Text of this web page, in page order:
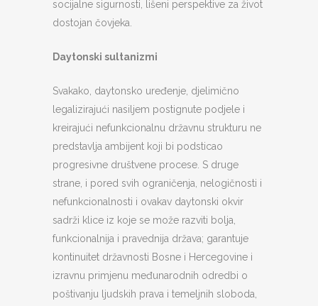
socijalne sigurnosti, lišeni perspektive za život
dostojan čovjeka.
Daytonski sultanizmi
Svakako, daytonsko uređenje, djelimično
legalizirajući nasiljem postignute podjele i
kreirajući nefunkcionalnu državnu strukturu ne
predstavlja ambijent koji bi podsticao
progresivne društvene procese. S druge
strane, i pored svih ograničenja, nelogičnosti i
nefunkcionalnosti i ovakav daytonski okvir
sadrži klice iz koje se može razviti bolja,
funkcionalnija i pravednija država; garantuje
kontinuitet državnosti Bosne i Hercegovine i
izravnu primjenu međunarodnih odredbi o
poštivanju ljudskih prava i temeljnih sloboda,